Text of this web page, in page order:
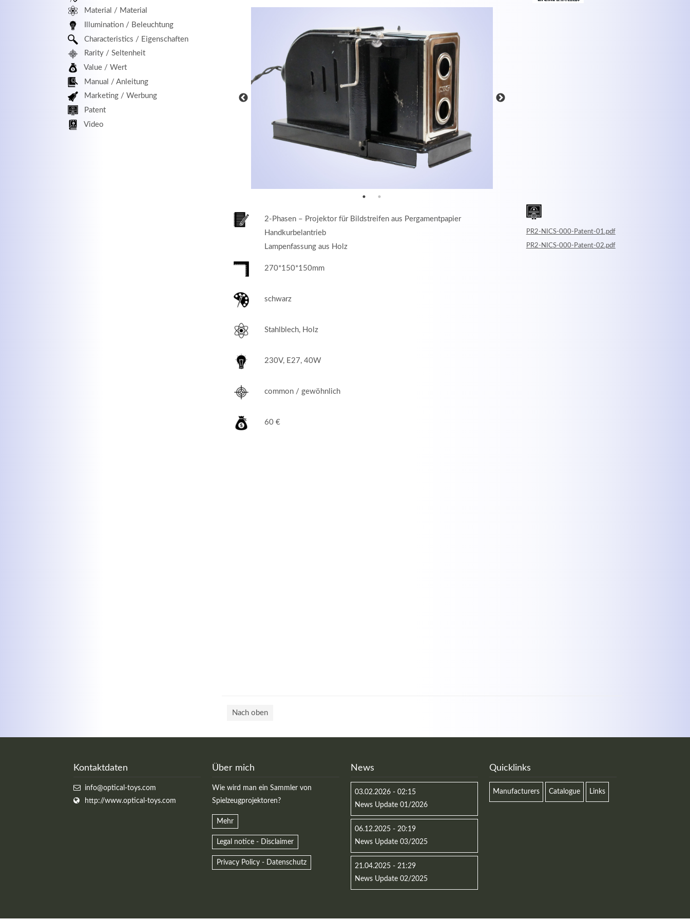
2-Phasen – Projektor für Bildstreifen aus Pergamentpapier
Handkurbelantrieb
Lampenfassung aus Holz
270*150*150mm
schwarz
Stahlblech, Holz
230V, E27, 40W
common / gewöhnlich
60 €
PR2-NICS-000-Patent-01.pdf
PR2-NICS-000-Patent-02.pdf
Nach oben
Material / Material
Illumination / Beleuchtung
Characteristics / Eigenschaften
Rarity / Seltenheit
Value / Wert
Manual / Anleitung
Marketing / Werbung
Patent
Video
Kontaktdaten
info@optical-toys.com
http://www.optical-toys.com
Über mich
Wie wird man ein Sammler von
Spielzeugprojektoren?
Mehr
Legal notice - Disclaimer
Privacy Policy - Datenschutz
News
03.02.2026 - 02:15
News Update 01/2026
06.12.2025 - 20:19
News Update 03/2025
21.04.2025 - 21:29
News Update 02/2025
Quicklinks
Manufacturers Catalogue Links
MEHR INFOS
Kontaktdaten Registrieren